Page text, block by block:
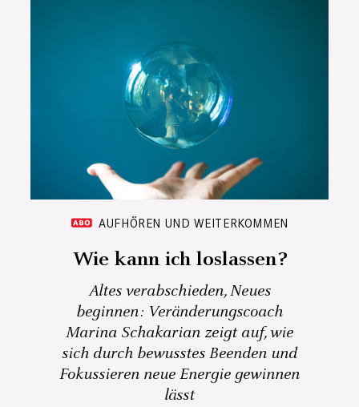
AUFHÖREN UND WEITERKOMMEN
Wie kann ich loslassen?
Altes verabschieden, Neues
beginnen: Veränderungscoach
Marina Schakarian zeigt auf, wie
sich durch bewusstes Beenden und
Fokussieren neue Energie gewinnen
lässt